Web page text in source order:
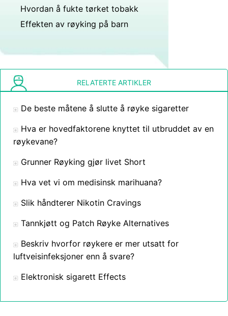
Hvordan å fukte tørket tobakk
Effekten av røyking på barn
RELATERTE ARTIKLER
De beste måtene å slutte å røyke sigaretter
Hva er hovedfaktorene knyttet til utbruddet av en
røykevane?
Grunner Røyking gjør livet Short
Hva vet vi om medisinsk marihuana?
Slik håndterer Nikotin Cravings
Tannkjøtt og Patch Røyke Alternatives
Beskriv hvorfor røykere er mer utsatt for
luftveisinfeksjoner enn å svare?
Elektronisk sigarett Effects